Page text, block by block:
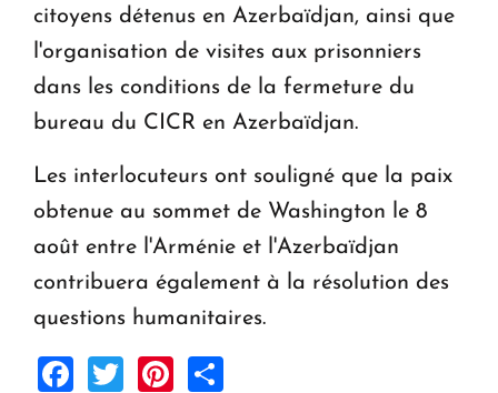
citoyens détenus en Azerbaïdjan, ainsi que
l'organisation de visites aux prisonniers
dans les conditions de la fermeture du
bureau du CICR en Azerbaïdjan.
Les interlocuteurs ont souligné que la paix
obtenue au sommet de Washington le 8
août entre l'Arménie et l'Azerbaïdjan
contribuera également à la résolution des
questions humanitaires.
Facebook
TwitterPinterest